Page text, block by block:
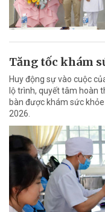
Tăng tốc khám
Huy động sự vào cuộc
lộ trình, quyết tâm hoàn
bàn được khám sức
2026.